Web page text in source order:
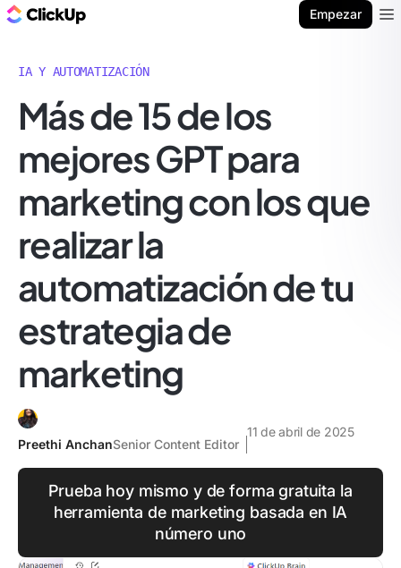
Empezar
IA Y AUTOMATIZACIÓN
Más de 15 de los
mejores GPT para
marketing con los que
realizar la
automatización de tu
estrategia de
marketing
Preethi AnchanSenior Content Editor
11 de abril de 2025
Prueba hoy mismo y de forma gratuita la
herramienta de marketing basada en IA
número uno